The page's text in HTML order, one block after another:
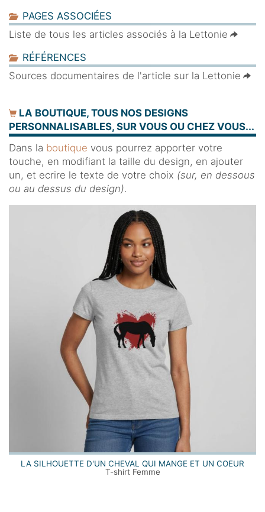
PAGES ASSOCIÉES
Liste de tous les articles associés à la Lettonie
RÉFÉRENCES
Sources documentaires de l'article sur la Lettonie
LA BOUTIQUE, TOUS NOS DESIGNS
PERSONNALISABLES, SUR VOUS OU CHEZ VOUS...
Dans la boutique vous pourrez apporter votre
touche, en modifiant la taille du design, en ajouter
un, et ecrire le texte de votre choix (sur, en dessous
ou au dessus du design).
LA SILHOUETTE D'UN CHEVAL QUI MANGE ET UN COEUR
T-shirt Femme